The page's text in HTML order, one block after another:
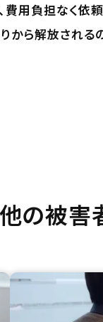
費用負担なく依
から解放され
他の被害